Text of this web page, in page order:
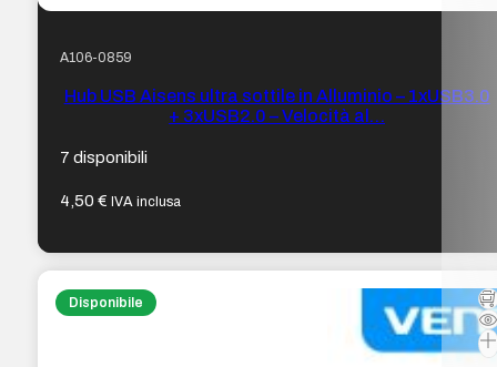
A106-0859
Hub USB Aisens ultra sottile in Alluminio – 1xUSB3.0
+ 3xUSB2.0 – Velocità al…
7 disponibili
4,50€ IVA inclusa
Disponibile